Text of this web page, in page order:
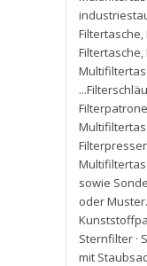
Filtertasche,
Filtertasche,
sowie
oder
Sternfilter ·
mit